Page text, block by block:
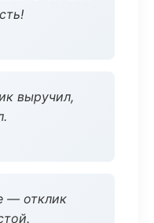
выручил,
— отклик